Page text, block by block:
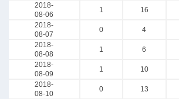
2018-
08-06
1 16
2018-
08-07
0 4
2018-
08-08
1 6
2018-
08-09
1 10
2018-
08-10
0 13